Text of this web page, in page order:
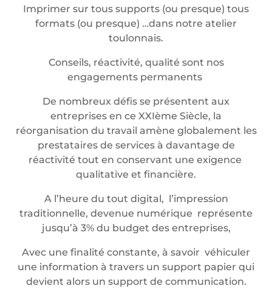
Imprimer sur tous supports (ou presque) tous
formats (ou presque) …dans notre atelier
toulonnais.
Conseils, réactivité, qualité sont nos
engagements permanents
De nombreux défis se présentent aux
entreprises en ce XXIème Siècle, la
réorganisation du travail amène globalement les
prestataires de services à davantage de
réactivité tout en conservant une exigence
qualitative et financière.
A l’heure du tout digital, l’impression
traditionnelle, devenue numérique représente
jusqu’à 3% du budget des entreprises,
Avec une finalité constante, à savoir véhiculer
une information à travers un support papier qui
devient alors un support de communication.